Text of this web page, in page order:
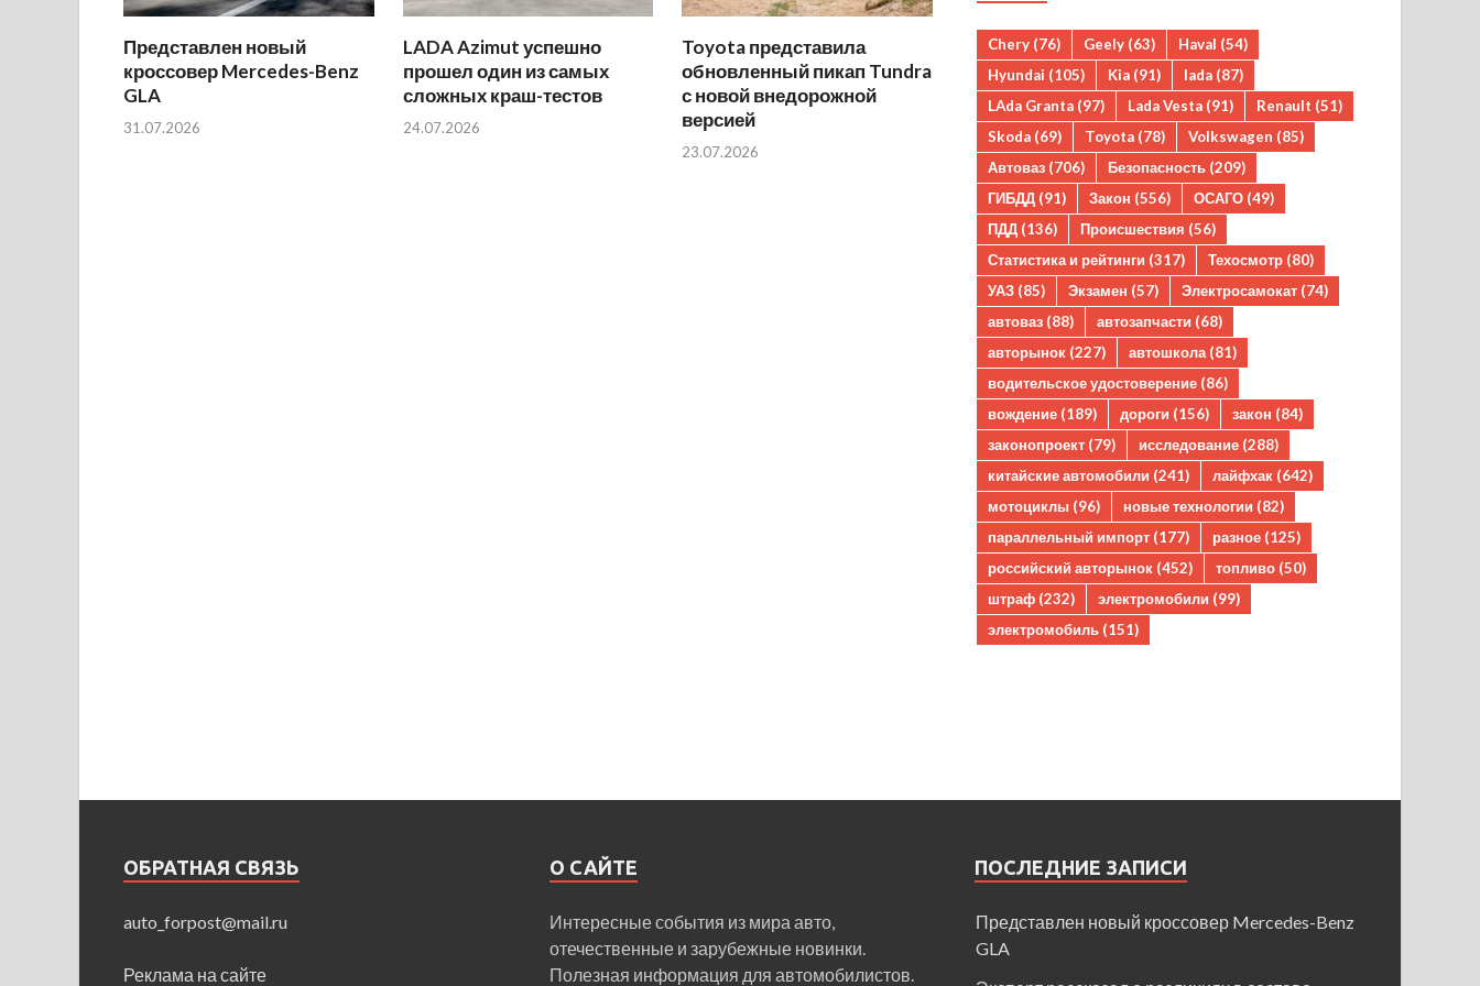
Представлен новый
кроссовер Mercedes-Benz
GLA
31.07.2026
LADA Azimut успешно
прошел один из самых
сложных краш-тестов
24.07.2026
Toyota представила
обновленный пикап Tundra
с новой внедорожной
версией
23.07.2026
Chery (76) Geely (63) Haval (54)
Hyundai (105) Kia (91) lada (87)
LAda Granta (97) Lada Vesta (91) Renault (51)
Skoda (69) Toyota (78) Volkswagen (85)
Автоваз (706) Безопасность (209)
ГИБДД (91) Закон (556) ОСАГО (49)
ПДД (136) Происшествия (56)
Статистика и рейтинги (317) Техосмотр (80)
УАЗ (85) Экзамен (57) Электросамокат (74)
автоваз (88) автозапчасти (68)
авторынок (227) автошкола (81)
водительское удостоверение (86)
вождение (189) дороги (156) закон (84)
законопроект (79) исследование (288)
китайские автомобили (241) лайфхак (642)
мотоциклы (96) новые технологии (82)
параллельный импорт (177) разное (125)
российский авторынок (452) топливо (50)
штраф (232) электромобили (99)
электромобиль (151)
ОБРАТНАЯ СВЯЗЬ
auto_forpost@mail.ru
Реклама на сайте
О САЙТЕ
Интересные события из мира авто,
отечественные и зарубежные новинки.
Полезная информация для автомобилистов.
ПОСЛЕДНИЕ ЗАПИСИ
Представлен новый кроссовер Mercedes-Benz
GLA